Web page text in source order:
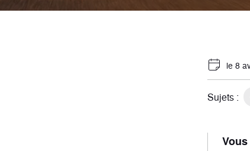
le 8
Sujets :